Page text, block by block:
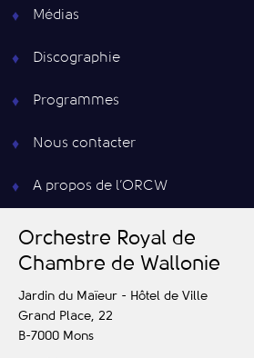
Médias
Discographie
Programmes
Nous contacter
A propos de l’ORCW
Orchestre Royal de
Chambre de Wallonie
Jardin du Maïeur - Hôtel de Ville
Grand Place, 22
B-7000 Mons